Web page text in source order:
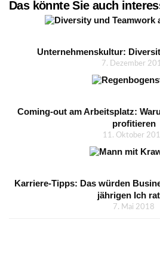
Das könnte Sie auch
Unternehmenskultur:
7. Dezember
Coming-out am Arbeitsplatz:
profitieren
11. Oktober
Karriere-Tipps: Das würden
jährigen Ich
7. Mai 2018